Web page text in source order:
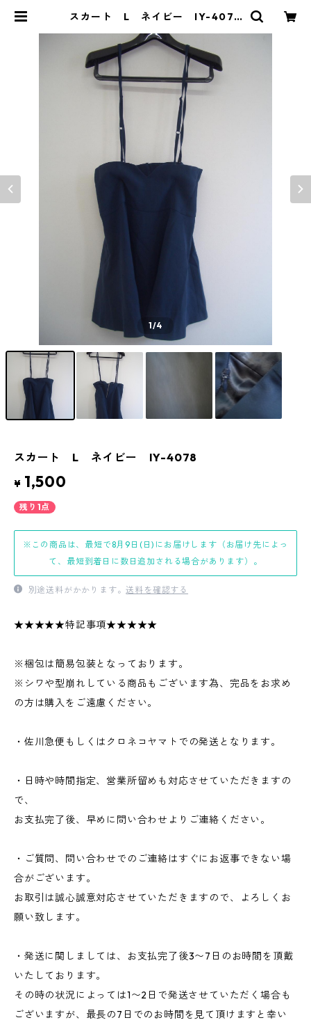
スカート L ネイビー IY-4078
1/4
スカート L ネイビー IY-4078
¥ 1,500
残り1点
※この商品は、最短で8月9日(日)にお届けします（お届け先によっ
て、最短到着日に数日追加される場合があります）。
別途送料がかかります。送料を確認する
★★★★★特記事項★★★★★
※梱包は簡易包装となっております。
※シワや型崩れしている商品もございます為、完品をお求め
の方は購入をご遠慮ください。
・佐川急便もしくはクロネコヤマトでの発送となります。
・日時や時間指定、営業所留めも対応させていただきますの
で、
お支払完了後、早めに問い合わせよりご連絡ください。
・ご質問、問い合わせでのご連絡はすぐにお返事できない場
合がございます。
お取引は誠心誠意対応させていただきますので、よろしくお
願い致します。
・発送に関しましては、お支払完了後3〜7日のお時間を頂戴
いたしております。
その時の状況によっては1〜2日で発送させていただく場合も
ございますが、最長の7日でのお時間を見て頂けますと幸い